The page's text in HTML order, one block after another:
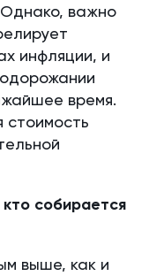
Однако, важно
инфляции, и
время.
стоимость
собирается
выше, как и